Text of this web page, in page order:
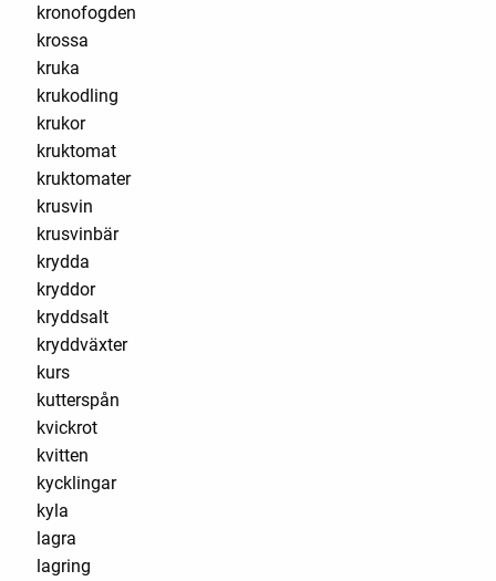
kronofogden
krossa
kruka
krukodling
krukor
kruktomat
kruktomater
krusvin
krusvinbär
krydda
kryddor
kryddsalt
kryddväxter
kurs
kutterspån
kvickrot
kvitten
kycklingar
kyla
lagra
lagring